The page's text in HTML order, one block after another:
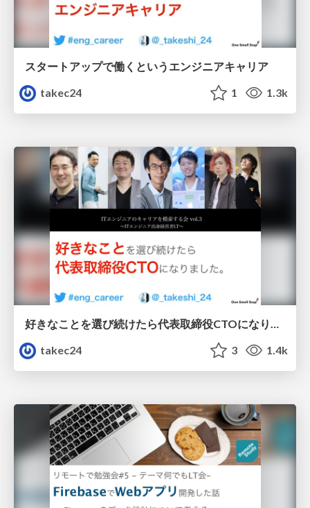
スタートアップで働くというエンジニアキャリア
takec24
1 1.3k
好きなことを選び続けたら代表取締役CTOになりました。
takec24
3 1.4k